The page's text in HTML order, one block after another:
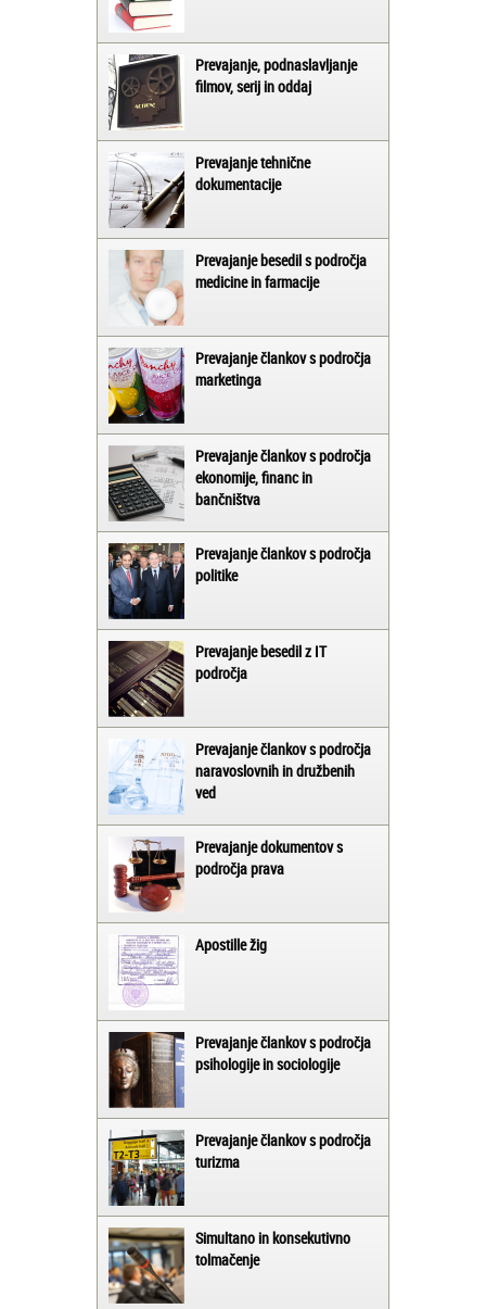
Prevajanje, podnaslavljanje
filmov, serij in oddaj
Prevajanje tehnične
dokumentacije
Prevajanje besedil s področja
medicine in farmacije
Prevajanje člankov s področja
marketinga
Prevajanje člankov s področja
ekonomije, financ in
bančništva
Prevajanje člankov s področja
politike
Prevajanje besedil z IT
področja
Prevajanje člankov s področja
naravoslovnih in družbenih
ved
Prevajanje dokumentov s
področja prava
Apostille žig
Prevajanje člankov s področja
psihologije in sociologije
Prevajanje člankov s področja
turizma
Simultano in konsekutivno
tolmačenje